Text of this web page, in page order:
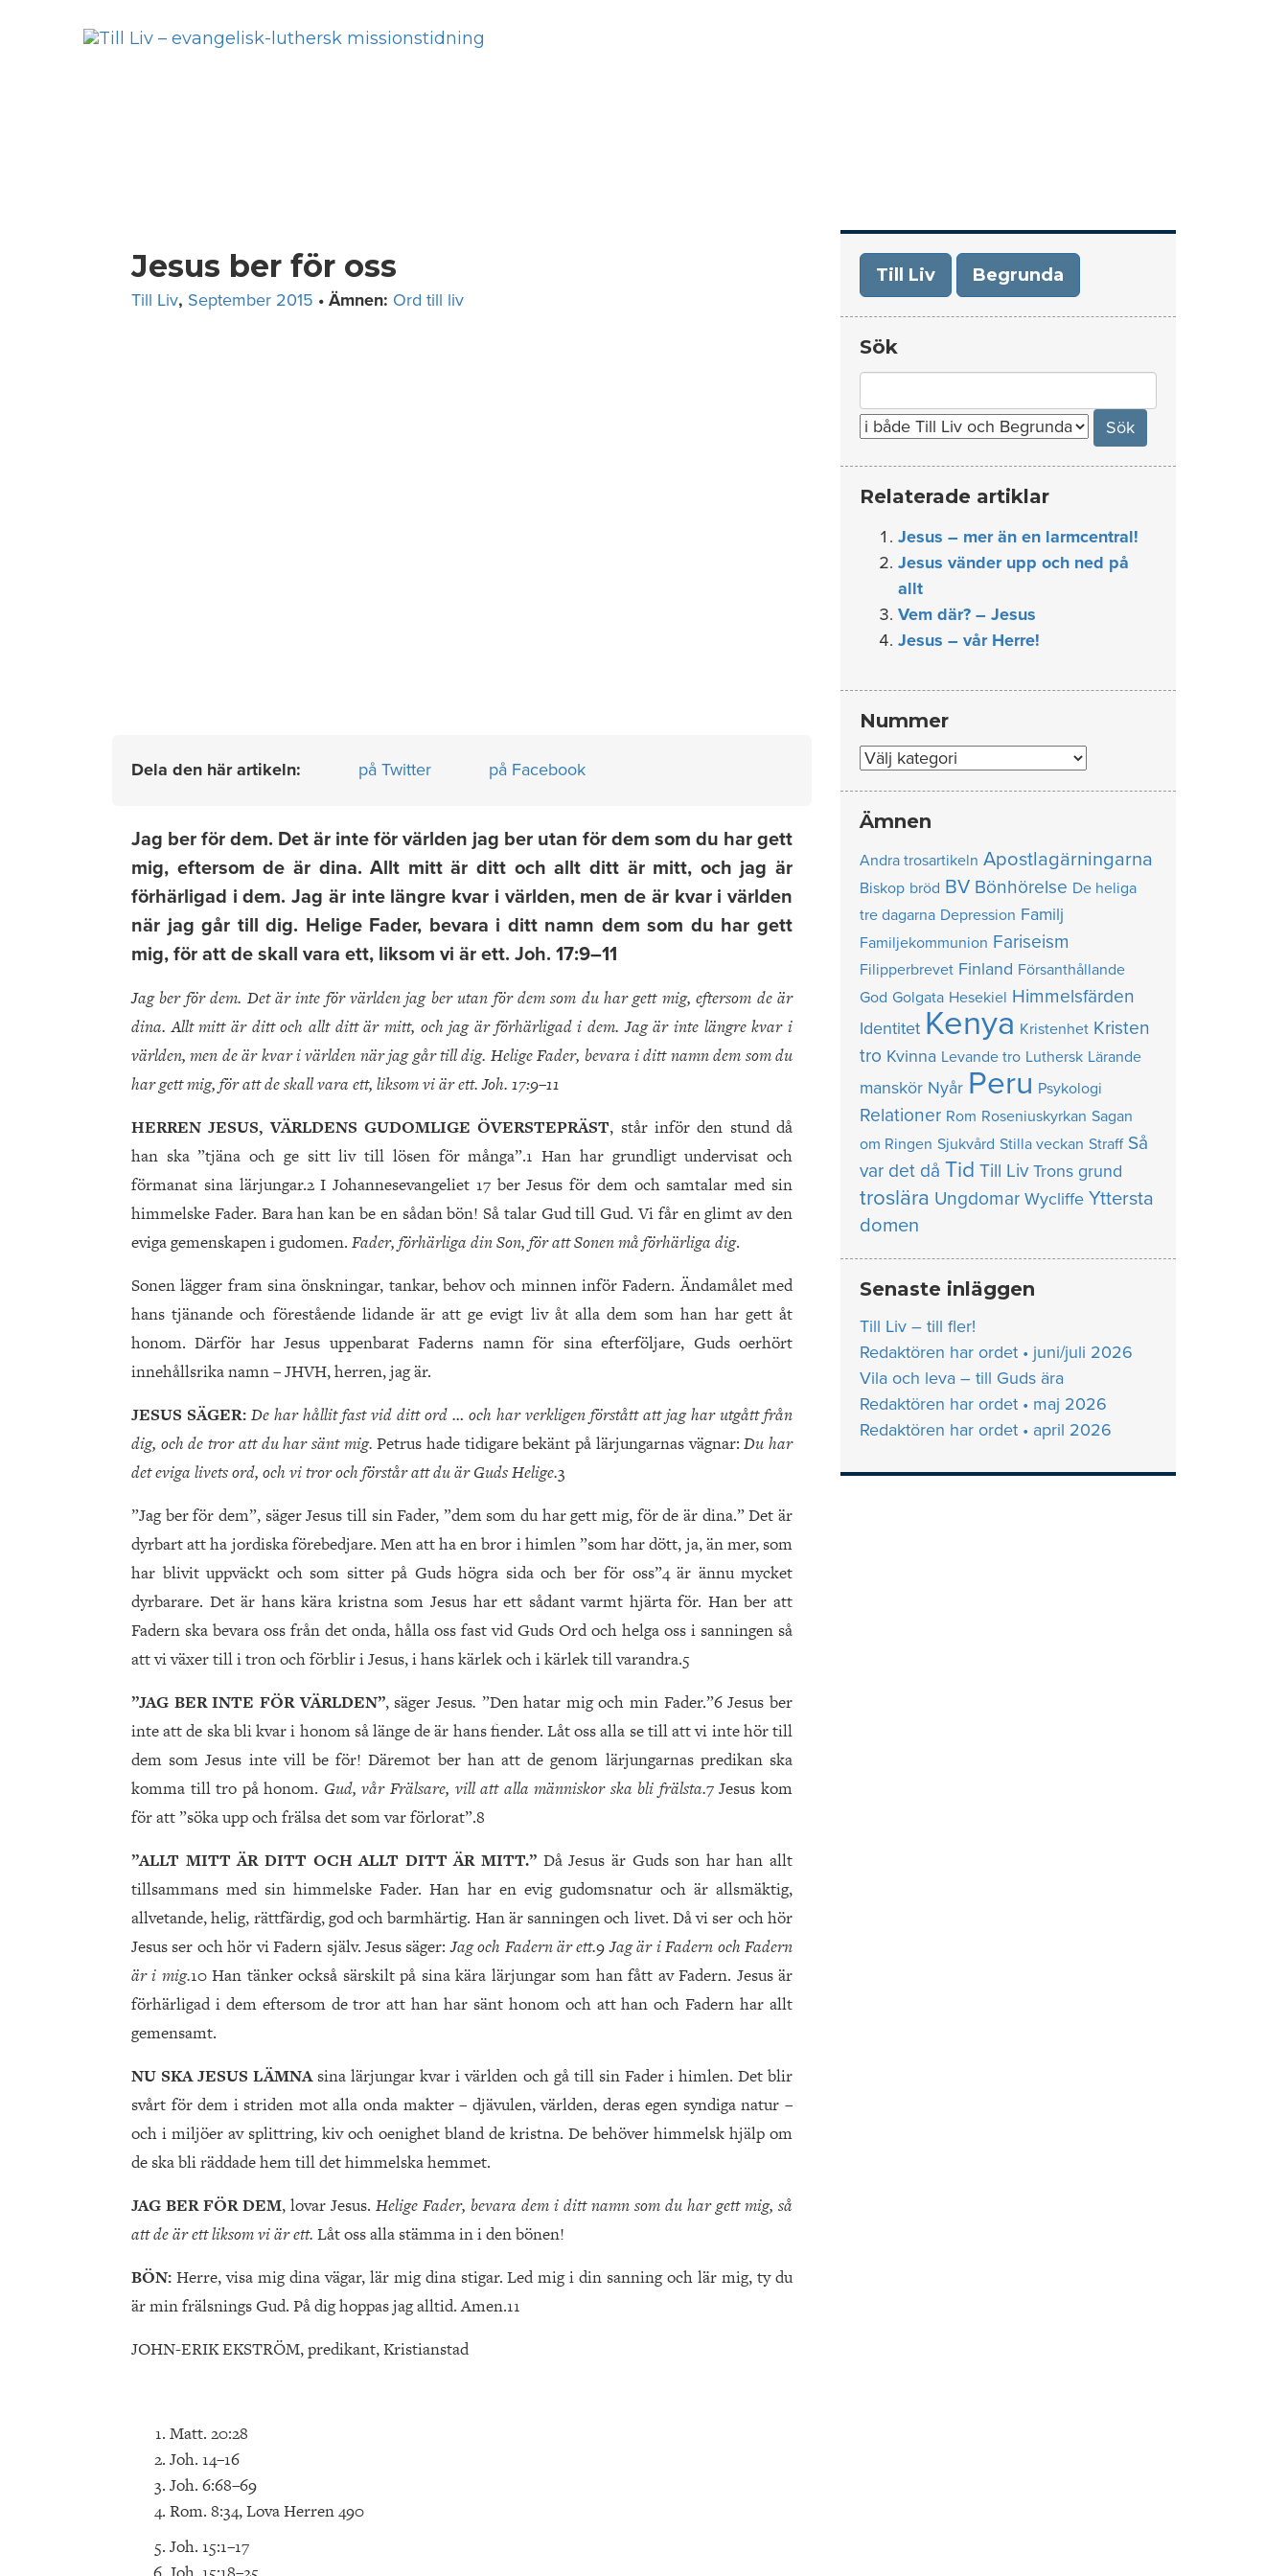
Jesus ber för oss
Till Liv, September 2015 • Ämnen: Ord till liv
Dela den här artikeln: på Twitter på Facebook
Jag ber för dem. Det är inte för världen jag ber utan för dem som du har gett
mig, eftersom de är dina. Allt mitt är ditt och allt ditt är mitt, och jag är
förhärligad i dem. Jag är inte längre kvar i världen, men de är kvar i världen
när jag går till dig. Helige Fader, bevara i ditt namn dem som du har gett
mig, för att de skall vara ett, liksom vi är ett. Joh. 17:9–11
Jag ber för dem. Det är inte för världen jag ber utan för dem som du har gett mig, eftersom de är
dina. Allt mitt är ditt och allt ditt är mitt, och jag är förhärligad i dem. Jag är inte längre kvar i
världen, men de är kvar i världen när jag går till dig. Helige Fader, bevara i ditt namn dem som du
har gett mig, för att de skall vara ett, liksom vi är ett. Joh. 17:9–11
HERREN JESUS, VÄRLDENS GUDOMLIGE ÖVERSTEPRÄST, står inför den stund då
han ska ”tjäna och ge sitt liv till lösen för många”.1 Han har grundligt undervisat och
förmanat sina lärjungar.2 I Johannesevangeliet 17 ber Jesus för dem och samtalar med sin
himmelske Fader. Bara han kan be en sådan bön! Så talar Gud till Gud. Vi får en glimt av den
eviga gemenskapen i gudomen. Fader, förhärliga din Son, för att Sonen må förhärliga dig.
Sonen lägger fram sina önskningar, tankar, behov och minnen inför Fadern. Ändamålet med
hans tjänande och förestående lidande är att ge evigt liv åt alla dem som han har gett åt
honom. Därför har Jesus uppenbarat Faderns namn för sina efterföljare, Guds oerhört
innehållsrika namn – JHVH, herren, jag är.
JESUS SÄGER: De har hållit fast vid ditt ord … och har verkligen förstått att jag har utgått från
dig, och de tror att du har sänt mig.Petrus hade tidigare bekänt på lärjungarnas vägnar:Du har
det eviga livets ord, och vi tror och förstår att du är Guds Helige.3
”Jag ber för dem”, säger Jesus till sin Fader, ”dem som du har gett mig, för de är dina.” Det är
dyrbart att ha jordiska förebedjare. Men att ha en bror i himlen ”som har dött, ja, än mer, som
har blivit uppväckt och som sitter på Guds högra sida och ber för oss”4 är ännu mycket
dyrbarare. Det är hans kära kristna som Jesus har ett sådant varmt hjärta för. Han ber att
Fadern ska bevara oss från det onda, hålla oss fast vid Guds Ord och helga oss i sanningen så
att vi växer till i tron och förblir i Jesus, i hans kärlek och i kärlek till varandra.5
”JAG BER INTE FÖR VÄRLDEN”, säger Jesus. ”Den hatar mig och min Fader.”6 Jesus ber
inte att de ska bli kvar i honom så länge de är hans fiender. Låt oss alla se till att vi inte hör till
dem som Jesus inte vill be för! Däremot ber han att de genom lärjungarnas predikan ska
komma till tro på honom. Gud, vår Frälsare, vill att alla människor ska bli frälsta.7 Jesus kom
för att ”söka upp och frälsa det som var förlorat”.8
”ALLT MITT ÄR DITT OCH ALLT DITT ÄR MITT.” Då Jesus är Guds son har han allt
tillsammans med sin himmelske Fader. Han har en evig gudomsnatur och är allsmäktig,
allvetande, helig, rättfärdig, god och barmhärtig. Han är sanningen och livet. Då vi ser och hör
Jesus ser och hör vi Fadern själv. Jesus säger:Jag och Fadern är ett.9Jag är i Fadern och Fadern
är i mig.10 Han tänker också särskilt på sina kära lärjungar som han fått av Fadern. Jesus är
förhärligad i dem eftersom de tror att han har sänt honom och att han och Fadern har allt
gemensamt.
NU SKA JESUS LÄMNA sina lärjungar kvar i världen och gå till sin Fader i himlen. Det blir
svårt för dem i striden mot alla onda makter – djävulen, världen, deras egen syndiga natur –
och i miljöer av splittring, kiv och oenighet bland de kristna. De behöver himmelsk hjälp om
de ska bli räddade hem till det himmelska hemmet.
JAG BER FÖR DEM, lovar Jesus. Helige Fader, bevara dem i ditt namn som du har gett mig, så
att de är ett liksom vi är ett. Låt oss alla stämma in i den bönen!
BÖN: Herre, visa mig dina vägar, lär mig dina stigar. Led mig i din sanning och lär mig, ty du
är min frälsnings Gud. På dig hoppas jag alltid. Amen.11
JOHN-ERIK EKSTRÖM, predikant, Kristianstad
Matt. 20:28
Joh. 14–16
Joh. 6:68–69
Rom. 8:34, Lova Herren 490
Joh. 15:1–17
Till Liv Begrunda
Sök
for:
Relaterade artiklar
Jesus – mer än en larmcentral!
Jesus vänder upp och ned på
allt
Vem där? – Jesus
Jesus – vår Herre!
Nummer
Nummer
Ämnen
Andra trosartikeln Apostlagärningarna
Biskop bröd BV Bönhörelse De heliga
tre dagarna Depression Familj
Familjekommunion Fariseism
Filipperbrevet Finland Försanthållande
God Golgata Hesekiel Himmelsfärden
Identitet Kenya Kristenhet Kristen
tro Kvinna Levande tro Luthersk Lärande
manskör Nyår Peru Psykologi
Relationer Rom Roseniuskyrkan Sagan
om Ringen Sjukvård Stilla veckan Straff Så
var det då Tid Till Liv Trons grund
troslära Ungdomar Wycliffe Yttersta
domen
Senaste inläggen
Till Liv – till fler!
Redaktören har ordet • juni/juli 2026
Vila och leva – till Guds ära
Redaktören har ordet • maj 2026
Redaktören har ordet • april 2026